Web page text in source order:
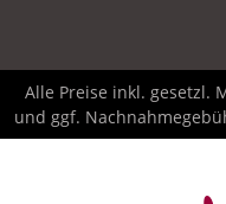
Alle Preise inkl. gesetzl.
und ggf.